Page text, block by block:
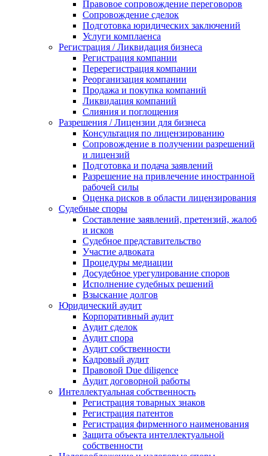
Правовое сопровождение переговоров
Сопровождение сделок
Подготовка юридических заключений
Услуги комплаенса
Регистрация / Ликвидация бизнеса
Регистрация компании
Перерегистрация компании
Реорганизация компании
Продажа и покупка компаний
Ликвидация компаний
Слияния и поглощения
Разрешения / Лицензии для бизнеса
Консультация по лицензированию
Сопровождение в получении разрешений
и лицензий
Подготовка и подача заявлений
Разрешение на привлечение иностранной
рабочей силы
Оценка рисков в области лицензирования
Судебные споры
Составление заявлений, претензий, жалоб
и исков
Судебное представительство
Участие адвоката
Процедуры медиации
Досудебное урегулирование споров
Исполнение судебных решений
Взыскание долгов
Юридический аудит
Корпоративный аудит
Аудит сделок
Аудит спора
Аудит собственности
Кадровый аудит
Правовой Due diligence
Аудит договорной работы
Интеллектуальная собственность
Регистрация товарных знаков
Регистрация патентов
Регистрация фирменного наименования
Защита объекта интеллектуальной
собственности